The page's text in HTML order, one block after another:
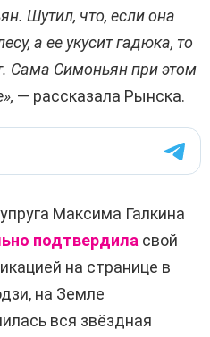
Шутил, что, если она
а ее укусит гадюка, то
Сама Симоньян при этом
— рассказала Рынска.
Максима Галкина
подтвердила свой
на странице в
на Земле
вся звёздная